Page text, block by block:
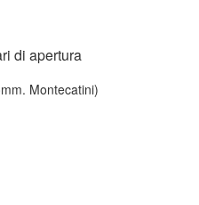
di apertura
Montecatini)